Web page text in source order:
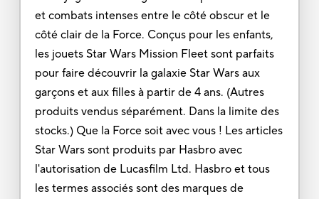
et combats intenses entre le côté obscur et le
côté clair de la Force. Conçus pour les enfants,
les jouets Star Wars Mission Fleet sont parfaits
pour faire découvrir la galaxie Star Wars aux
garçons et aux filles à partir de 4 ans. (Autres
produits vendus séparément. Dans la limite des
stocks.) Que la Force soit avec vous ! Les articles
Star Wars sont produits par Hasbro avec
l'autorisation de Lucasfilm Ltd. Hasbro et tous
les termes associés sont des marques de